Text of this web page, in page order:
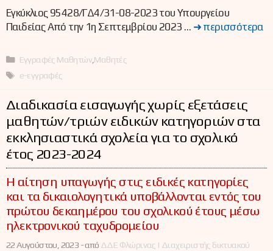
Εγκύκλιος 95428/ΓΔ4/31-08-2023 του Υπουργείου
Παιδείας Από την 1η Σεπτεμβρίου 2023 … ➜ περισσότερα
Κατηγορίες
Εγγραφές Μαθητών Μαθητές
Ετικέτες
e-εγγραφές
Διαδικασία εισαγωγής χωρίς εξετάσεις
μαθητών/τριών ειδικών κατηγοριών στα
εκκλησιαστικά σχολεία για το σχολικό
έτος 2023-2024
Η αίτηση υπαγωγής στις ειδικές κατηγορίες
και τα δικαιολογητικά υποβάλλονται εντός του
πρώτου δεκαημέρου του σχολικού έτους μέσω
ηλεκτρονικού ταχυδρομείου
22 Αυγούστου, 2023 -από ΔΔΕ Φλώρινας | Διαχειριστής δικτυακού